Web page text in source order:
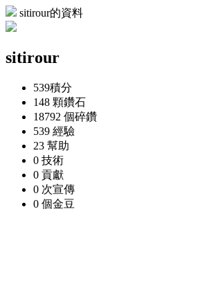
sitirour的資料
sitirour
539積分
148 顆鑽石
18792 個碎鑽
539 經驗
23 幫助
0 技術
0 貢獻
0 次宣傳
0 個金豆